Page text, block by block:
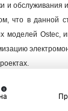
и обслуживания
что в данной
моделей Ostec,
Ostec
0